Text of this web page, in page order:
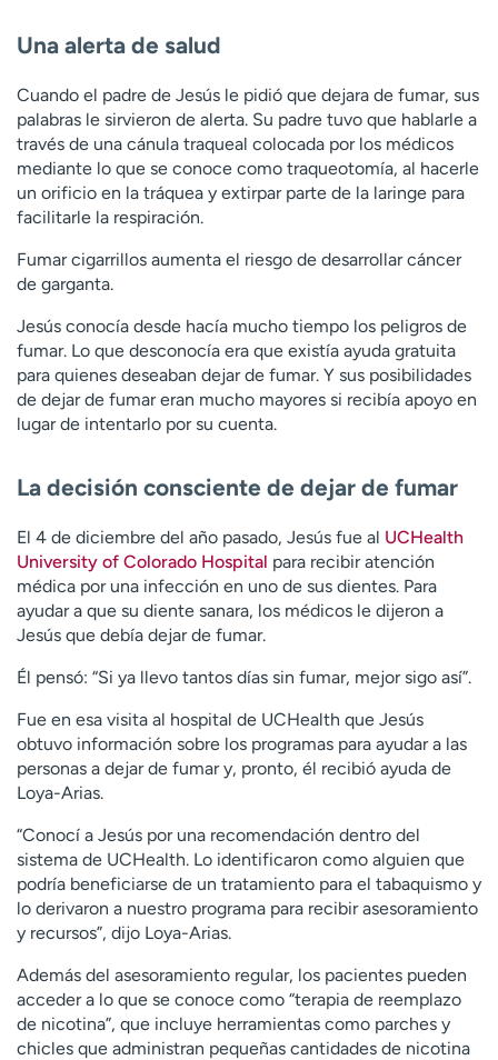
Una alerta de salud
Cuando el padre de Jesús le pidió que dejara de fumar, sus
palabras le sirvieron de alerta. Su padre tuvo que hablarle a
través de una cánula traqueal colocada por los médicos
mediante lo que se conoce como traqueotomía, al hacerle
un orificio en la tráquea y extirpar parte de la laringe para
facilitarle la respiración.
Fumar cigarrillos aumenta el riesgo de desarrollar cáncer
de garganta.
Jesús conocía desde hacía mucho tiempo los peligros de
fumar. Lo que desconocía era que existía ayuda gratuita
para quienes deseaban dejar de fumar. Y sus posibilidades
de dejar de fumar eran mucho mayores si recibía apoyo en
lugar de intentarlo por su cuenta.
La decisión consciente de dejar de fumar
El 4 de diciembre del año pasado, Jesús fue al UCHealth
University of Colorado Hospital para recibir atención
médica por una infección en uno de sus dientes. Para
ayudar a que su diente sanara, los médicos le dijeron a
Jesús que debía dejar de fumar.
Él pensó: “Si ya llevo tantos días sin fumar, mejor sigo así”.
Fue en esa visita al hospital de UCHealth que Jesús
obtuvo información sobre los programas para ayudar a las
personas a dejar de fumar y, pronto, él recibió ayuda de
Loya-Arias.
“Conocí a Jesús por una recomendación dentro del
sistema de UCHealth. Lo identificaron como alguien que
podría beneficiarse de un tratamiento para el tabaquismo y
lo derivaron a nuestro programa para recibir asesoramiento
y recursos”, dijo Loya-Arias.
Además del asesoramiento regular, los pacientes pueden
acceder a lo que se conoce como “terapia de reemplazo
de nicotina”, que incluye herramientas como parches y
chicles que administran pequeñas cantidades de nicotina